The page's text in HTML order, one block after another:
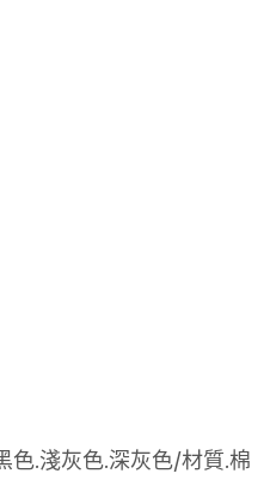
色.淺灰色.深灰色/材質.棉